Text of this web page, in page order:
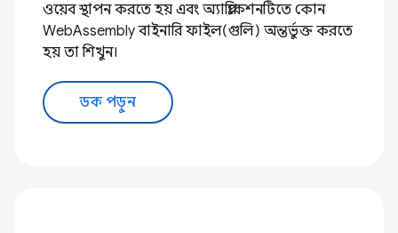
ওয়েব স্থাপন করতে হয় এবং অ্যাপ্লিকেশনটিতে কোন
WebAssembly বাইনারি ফাইল(গুলি) অন্তর্ভুক্ত করতে
হয় তা শিখুন।
ডক পড়ুন